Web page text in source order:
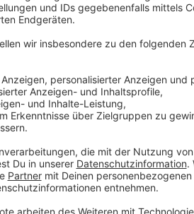
Vor Ort trafen die Beamten auf zwei
festgenommen und soll dem
über ein angrenzendes Firmengelände
Er ist etwa 40 bis 50 Jahre alt,
längeren Dreitagebart. Bekleidet war
Hinweise zum Flüchtigen nimmt die
9000 entgegen.
Das Technische Hilfswerk
Ausrüstung. Es sieht so aus, als ob